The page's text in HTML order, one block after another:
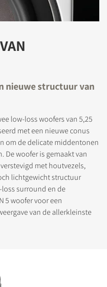
nieuwe structuur van
low-loss woofers van 5,25
met een nieuwe conus
om de delicate middentonen
De woofer is gemaakt van
met houtvezels,
lichtgewicht structuur
surround en de
5 woofer voor een
van de allerkleinste